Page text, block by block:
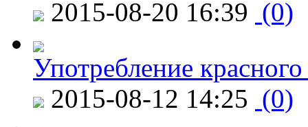
2015-08-20 16:39 (0)
Употребление
2015-08-12 14:25 (0)